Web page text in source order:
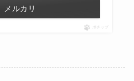
メルカリ
ポチップ